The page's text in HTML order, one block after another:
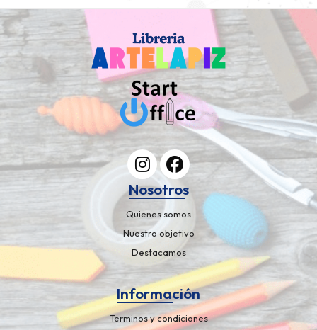
Nosotros
Quienes somos
Nuestro objetivo
Destacamos
Información
Terminos y condiciones